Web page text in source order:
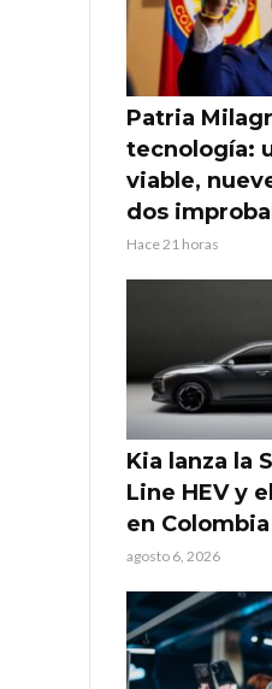
Patria
tecnología:
viable,
dos
Hace 21 horas
Kia lanza la
Line HEV y
en Colombia
agosto 6, 2026